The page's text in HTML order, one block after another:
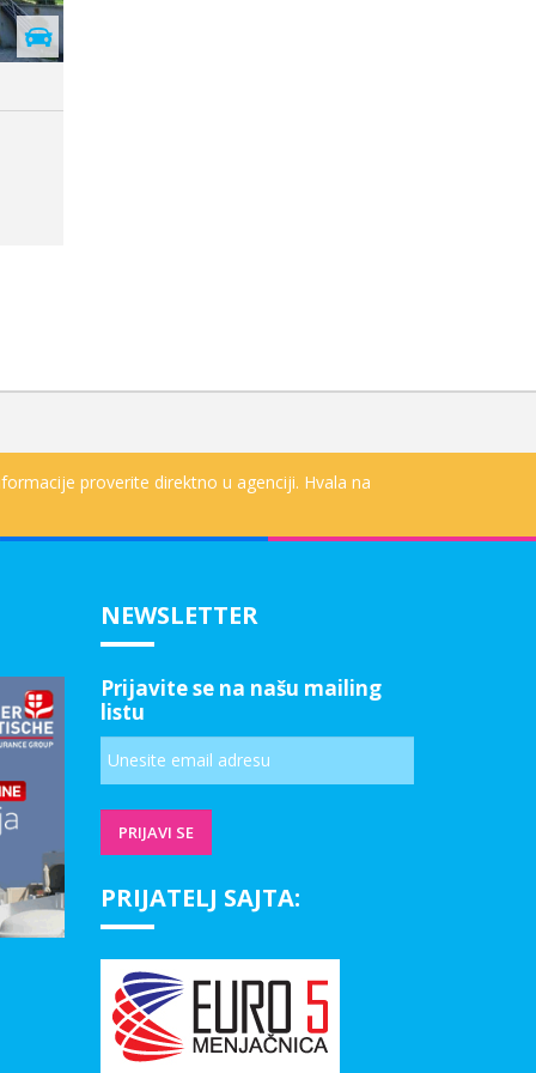
proverite direktno u agenciji. Hvala na
NEWSLETTER
Prijavite se na našu mailing
listu
PRIJATELJ SAJTA: